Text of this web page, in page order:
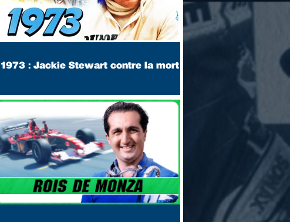
1973 : Jackie Stewart contre la mort